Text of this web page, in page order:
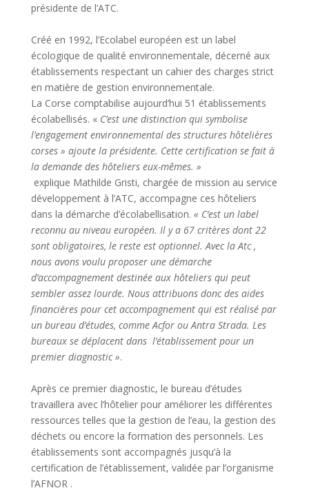
présidente de l’ATC.
Créé en 1992, l’Ecolabel européen est un label
écologique de qualité environnementale, décerné aux
établissements respectant un cahier des charges strict
en matière de gestion environnementale.
La Corse comptabilise aujourd’hui 51 établissements
écolabellisés. « C’est une distinction qui symbolise
l’engagement environnemental des structures hôtelières
corses » ajoute la présidente. Cette certification se fait à
la demande des hôteliers eux-mêmes. »
explique Mathilde Gristi, chargée de mission au service
développement à l’ATC, accompagne ces hôteliers
dans la démarche d’écolabellisation. « C’est un label
reconnu au niveau européen. Il y a 67 critères dont 22
sont obligatoires, le reste est optionnel. Avec la Atc ,
nous avons voulu proposer une démarche
d’accompagnement destinée aux hôteliers qui peut
sembler assez lourde. Nous attribuons donc des aides
financières pour cet accompagnement qui est réalisé par
un bureau d’études, comme Acfor ou Antra Strada. Les
bureaux se déplacent dans l’établissement pour un
premier diagnostic ».
Après ce premier diagnostic, le bureau d’études
travaillera avec l’hôtelier pour améliorer les différentes
ressources telles que la gestion de l’eau, la gestion des
déchets ou encore la formation des personnels. Les
établissements sont accompagnés jusqu’à la
certification de l’établissement, validée par l’organisme
l’AFNOR .